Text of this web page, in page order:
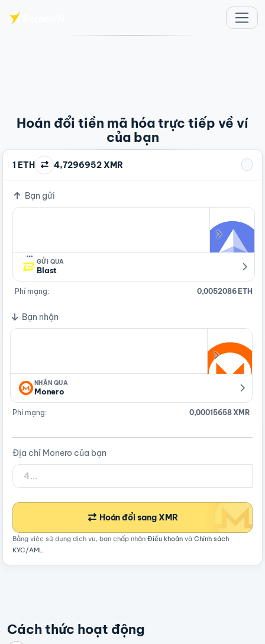
Hoán đổi tiền mã hóa trực tiếp về ví
của bạn
1 ETH 4,7296952 XMR
Bạn gửi
…
GỬI QUA
Blast
Phí mạng: 0,0052086 ETH
Bạn nhận
NHẬN QUA
Monero
Phí mạng: 0,00015658 XMR
Địa chỉ Monero của bạn
Hoán đổi sang XMR
Bằng việc sử dụng dịch vụ, bạn chấp nhận Điều khoản và Chính sách
KYC/AML.
Cách thức hoạt động